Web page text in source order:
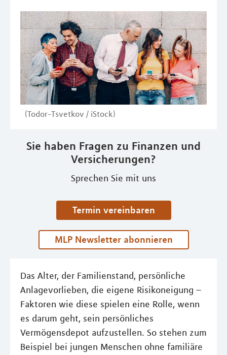
(Todor-Tsvetkov / iStock)
Sie haben Fragen zu Finanzen und
Versicherungen?
Sprechen Sie mit uns
Termin vereinbaren
MLP Newsletter abonnieren
Das Alter, der Familienstand, persönliche
Anlagevorlieben, die eigene Risikoneigung –
Faktoren wie diese spielen eine Rolle, wenn
es darum geht, sein persönliches
Vermögensdepot aufzustellen. So stehen zum
Beispiel bei jungen Menschen ohne familiäre